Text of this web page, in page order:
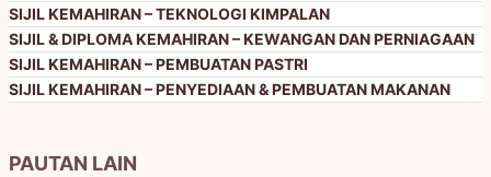
SIJIL KEMAHIRAN – TEKNOLOGI KIMPALAN
SIJIL & DIPLOMA KEMAHIRAN – KEWANGAN DAN PERNIAGAAN
SIJIL KEMAHIRAN – PEMBUATAN PASTRI
SIJIL KEMAHIRAN – PENYEDIAAN & PEMBUATAN MAKANAN
PAUTAN LAIN